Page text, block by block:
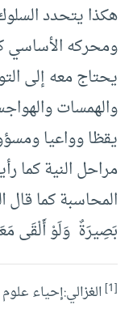
هكذا يتحدد
ومحركه
يحتاج معه إلى
والهمسات
يقظا وواعيا
مراحل النية كما
المحاسبة كما قال
بَصِيرَةٌ وَلَوْ أَلْقَى
[1] الغزالي:إحياء علوم